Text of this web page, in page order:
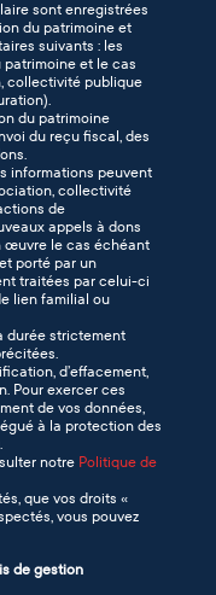
sont enregistrées
du patrimoine et
suivants : les
et le cas
collectivité publique
du patrimoine
du reçu fiscal, des
informations peuvent
collectivité
de
appels à dons
œuvre le cas échéant
porté par un
traitées par celui-ci
lien familial ou
durée strictement
d’effacement,
Pour exercer ces
de vos données,
à la protection des
notre Politique de
que vos droits «
vous pouvez
de gestion